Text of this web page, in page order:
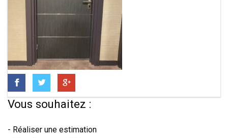
Vous souhaitez :
- Réaliser une estimation